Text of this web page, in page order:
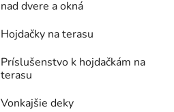
nad dvere a okná
Hojdačky na terasu
Príslušenstvo k hojdačkám na
terasu
Vonkajšie deky